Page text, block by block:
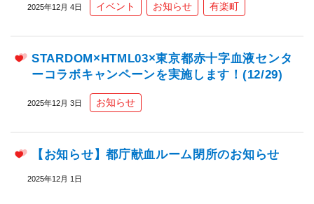
2025年12月 4日 イベント お知らせ 有楽町
STARDOM×HTML03×東京都赤十字血液センタ
ーコラボキャンペーンを実施します！(12/29)
2025年12月 3日 お知らせ
【お知らせ】都庁献血ルーム閉所のお知らせ
2025年12月 1日